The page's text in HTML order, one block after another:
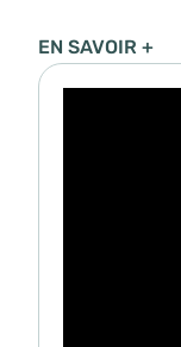
EN SAVOIR +